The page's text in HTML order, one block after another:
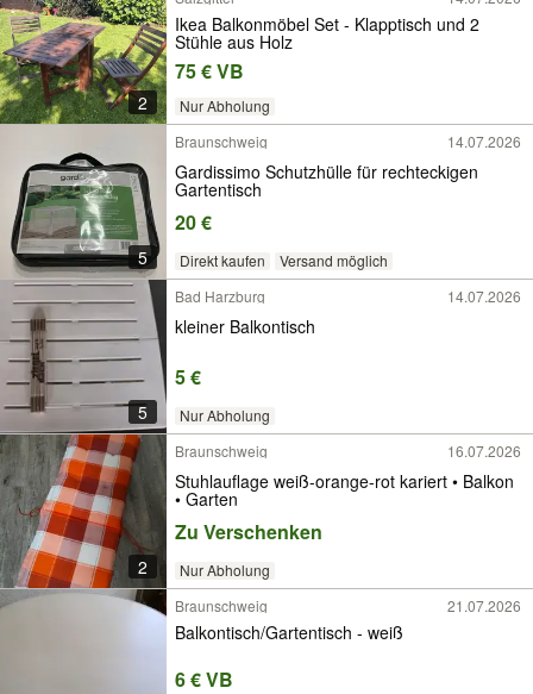
2
Ikea Balkonmöbel Set - Klapptisch und 2
Stühle aus Holz
75 € VB
Nur Abholung
5
Braunschweig 14.07.2026
Gardissimo Schutzhülle für rechteckigen
Gartentisch
20 €
Direkt kaufen Versand möglich
5
Bad Harzburg 14.07.2026
kleiner Balkontisch
5 €
Nur Abholung
2
Braunschweig 16.07.2026
Stuhlauflage weiß-orange-rot kariert • Balkon
• Garten
Zu Verschenken
Nur Abholung
Braunschweig
21.07.2026
Balkontisch/Gartentisch - weiß
6 € VB